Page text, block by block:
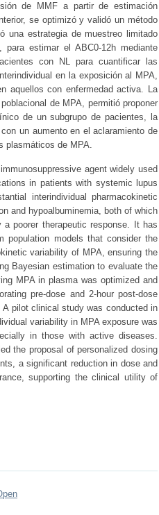
de MMF a partir de estimación
se optimizó y validó un método
una estrategia de muestreo limitado
estimar el ABC0-12h mediante
con NL para cuantificar las
en la exposición al MPA,
aquellos con enfermedad activa. La
de MPA, permitió proponer
de un subgrupo de pacientes, la
un aumento en el aclaramiento de
plasmáticos de MPA.
agent widely used
in patients with systemic lupus
interindividual pharmacokinetic
and hypoalbuminemia, both of which
poorer therapeutic response. It has
population models that consider the
variability of MPA, ensuring the
Bayesian estimation to evaluate the
MPA in plasma was optimized and
pre-dose and 2-hour post-dose
pilot clinical study was conducted in
variability in MPA exposure was
in those with active diseases.
the proposal of personalized dosing
a significant reduction in dose and
supporting the clinical utility of